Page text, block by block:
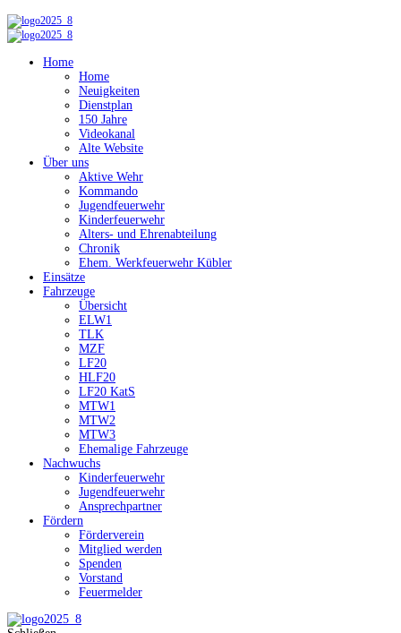
Home
Home
Neuigkeiten
Dienstplan
150 Jahre
Videokanal
Alte Website
Über uns
Aktive Wehr
Kommando
Jugendfeuerwehr
Kinderfeuerwehr
Alters- und Ehrenabteilung
Chronik
Ehem. Werkfeuerwehr Kübler
Einsätze
Fahrzeuge
Übersicht
ELW1
TLK
MZF
LF20
HLF20
LF20 KatS
MTW1
MTW2
MTW3
Ehemalige Fahrzeuge
Nachwuchs
Kinderfeuerwehr
Jugendfeuerwehr
Ansprechpartner
Fördern
Förderverein
Mitglied werden
Spenden
Vorstand
Feuermelder